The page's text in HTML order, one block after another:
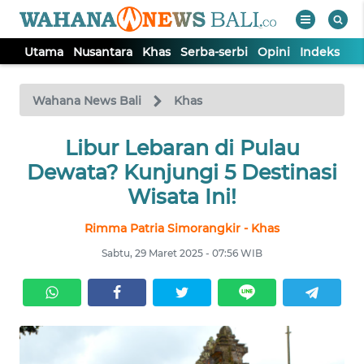
Utama Nusantara Khas Serba-serbi Opini Indeks
Wahana News Bali Khas
Libur Lebaran di Pulau
Dewata? Kunjungi 5 Destinasi
Wisata Ini!
Rimma Patria Simorangkir - Khas
Sabtu, 29 Maret 2025 - 07:56 WIB
TV
Tutup
SERBA-
SERBI